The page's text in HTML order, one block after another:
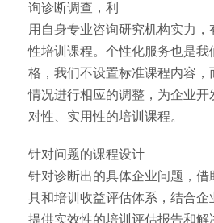
询诊断调查，利
用自身专业咨询研究机构实力，
性培训课程。个性化服务也是我
格，我们不设置标准课程内容，
情况进行相应的调整，为企业开
对性、实用性的培训课程。
针对问题的课程设计
针对诊断出的具体企业问题，借
具和培训收益评估体系，结合企
提供实效性的培训评估报告和解